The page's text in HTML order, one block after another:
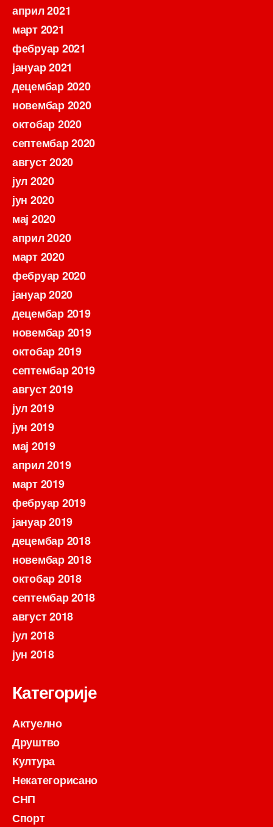
април 2021
март 2021
фебруар 2021
јануар 2021
децембар 2020
новембар 2020
октобар 2020
септембар 2020
август 2020
јул 2020
јун 2020
мај 2020
април 2020
март 2020
фебруар 2020
јануар 2020
децембар 2019
новембар 2019
октобар 2019
септембар 2019
август 2019
јул 2019
јун 2019
мај 2019
април 2019
март 2019
фебруар 2019
јануар 2019
децембар 2018
новембар 2018
октобар 2018
септембар 2018
август 2018
јул 2018
јун 2018
Категорије
Актуелно
Друштво
Култура
Некатегорисано
СНП
Спорт